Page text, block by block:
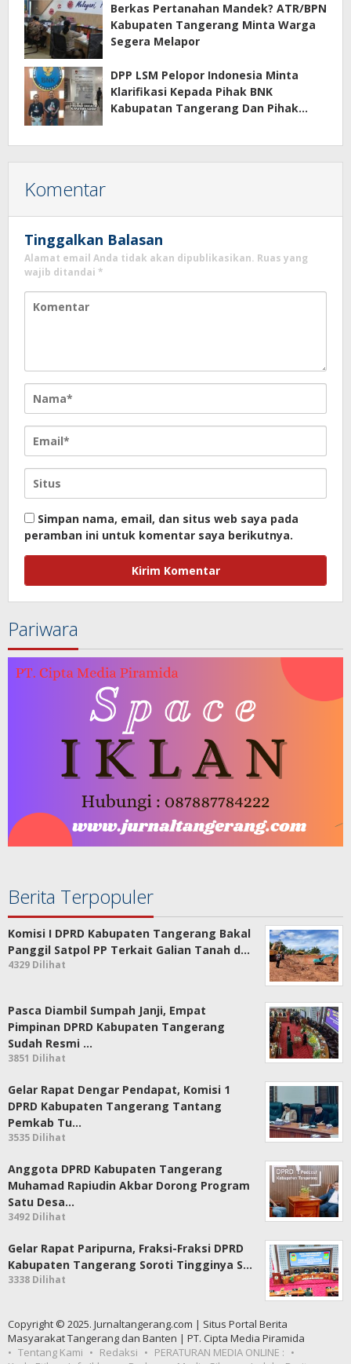
Berkas Pertanahan Mandek? ATR/BPN
Kabupaten Tangerang Minta Warga
Segera Melapor
DPP LSM Pelopor Indonesia Minta
Klarifikasi Kepada Pihak BNK
Kabupatan Tangerang Dan Pihak
Komentar
Tinggalkan Balasan
Alamat email Anda tidak akan dipublikasikan. Ruas yang
wajib ditandai *
Simpan nama, email, dan situs web saya pada
peramban ini untuk komentar saya berikutnya.
Pariwara
Berita Terpopuler
Komisi I DPRD Kabupaten Tangerang Bakal
Panggil Satpol PP Terkait Galian Tanah d…
4329 Dilihat
Pasca Diambil Sumpah Janji, Empat
Pimpinan DPRD Kabupaten Tangerang
Sudah Resmi …
3851 Dilihat
Gelar Rapat Dengar Pendapat, Komisi 1
DPRD Kabupaten Tangerang Tantang
Pemkab Tu…
3535 Dilihat
Anggota DPRD Kabupaten Tangerang
Muhamad Rapiudin Akbar Dorong Program
Satu Desa…
3492 Dilihat
Gelar Rapat Paripurna, Fraksi-Fraksi DPRD
Kabupaten Tangerang Soroti Tingginya S…
3338 Dilihat
Copyright © 2025. Jurnaltangerang.com | Situs Portal Berita
Masyarakat Tangerang dan Banten | PT. Cipta Media Piramida
Tentang Kami
Redaksi
PERATURAN MEDIA ONLINE :